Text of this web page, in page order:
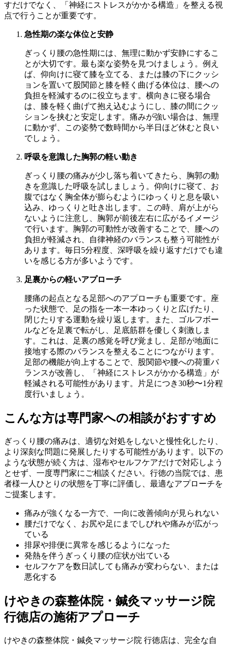
すだけでなく、「神経にストレスがかかる構造」を整える視
点で行うことが重要です。
急性期の楽な体位と安静
ぎっくり腰の急性期には、無理に動かず安静にするこ
とが大切です。最も楽な姿勢を見つけましょう。例え
ば、仰向けに寝て膝を立てる、または膝の下にクッシ
ョンを置いて股関節と膝を軽く曲げる体位は、腰への
負担を軽減するのに役立ちます。横向きに寝る場合
は、膝を軽く曲げて抱え込むようにし、膝の間にクッ
ションを挟むと安定します。痛みが強い場合は、無理
に動かず、この姿勢で数時間から半日ほど休むと良い
でしょう。
呼吸を意識した胸郭の軽い動き
ぎっくり腰の痛みが少し落ち着いてきたら、胸郭の動
きを意識した呼吸を試しましょう。仰向けに寝て、お
腹ではなく胸全体が膨らむようにゆっくりと息を吸い
込み、ゆっくりと吐き出します。この時、肩が上がら
ないように注意し、胸郭が前後左右に広がるイメージ
で行います。胸郭の可動性が改善することで、腰への
負担が軽減され、自律神経のバランスも整う可能性が
あります。毎日5分程度、深呼吸を繰り返すだけでも違
いを感じる方が多いようです。
足裏からの軽いアプローチ
腰痛の起点となる足部へのアプローチも重要です。座
った状態で、足の指を一本一本ゆっくりと広げたり、
閉じたりする運動を繰り返します。また、ゴルフボー
ルなどを足裏で転がし、足底筋群を優しく刺激しま
す。これは、足裏の感覚を呼び覚まし、足部が地面に
接地する際のバランスを整えることにつながります。
足部の機能が向上することで、股関節や腰への荷重バ
ランスが改善し、「神経にストレスがかかる構造」が
軽減される可能性があります。片足につき30秒〜1分程
度行いましょう。
こんな方は専門家への相談がおすすめ
ぎっくり腰の痛みは、適切な対処をしないと慢性化したり、
より深刻な問題に発展したりする可能性があります。以下の
ような状態が続く方は、湿布やセルフケアだけで対応しよう
とせず、一度専門家にご相談ください。行徳の当院では、患
者様一人ひとりの状態を丁寧に評価し、最適なアプローチを
ご提案します。
痛みが強くなる一方で、一向に改善傾向が見られない
腰だけでなく、お尻や足にまでしびれや痛みが広がっ
ている
排尿や排便に異常を感じるようになった
発熱を伴うぎっくり腰の症状が出ている
セルフケアを数日試しても痛みが変わらない、または
悪化する
けやきの森整体院・鍼灸マッサージ院
行徳店の施術アプローチ
けやきの森整体院・鍼灸マッサージ院 行徳店は、完全な自